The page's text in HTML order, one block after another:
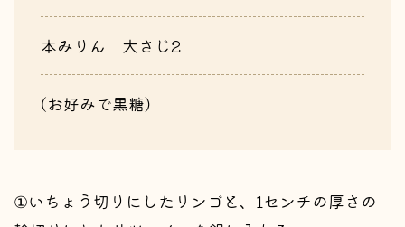
本みりん 大さじ2
(お好みで黒糖)
①いちょう切りにしたリンゴと、1センチの厚さの